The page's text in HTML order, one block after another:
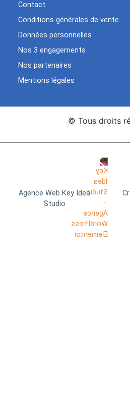
Contact
Conditions générales de vente
Données personnelles
Nos 3 engagements
Nos partenaires
Mentions légales
© Tous droits
Agence Web Key Idea
Studio